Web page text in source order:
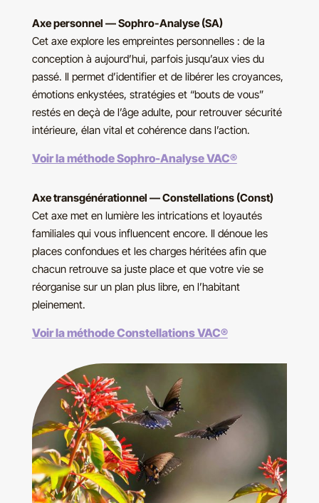
Axe personnel — Sophro-Analyse (SA)
Cet axe explore les empreintes personnelles : de la
conception à aujourd’hui, parfois jusqu’aux vies du
passé. Il permet d’identifier et de libérer les croyances,
émotions enkystées, stratégies et “bouts de vous”
restés en deçà de l’âge adulte, pour retrouver sécurité
intérieure, élan vital et cohérence dans l’action.
Voir la méthode Sophro-Analyse VAC®
Axe transgénérationnel — Constellations (Const)
Cet axe met en lumière les intrications et loyautés
familiales qui vous influencent encore. Il dénoue les
places confondues et les charges héritées afin que
chacun retrouve sa juste place et que votre vie se
réorganise sur un plan plus libre, en l’habitant
pleinement.
Voir la méthode Constellations VAC®